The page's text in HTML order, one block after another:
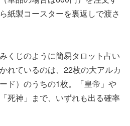
紙製コースターを裏返しで渡さ
くじのように簡易タロット占い
れているのは、22枚の大アルカ
ド）のうちの1枚。「皇帝」や
死神」まで、いずれも出る確率